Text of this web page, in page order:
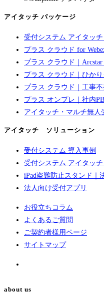
アイタッチ パッケージ
受付システム アイタッ
プラス クラウド for
プラス クラウド｜
プラス クラウド｜ひか
プラス クラウド｜工事
プラス オンプレ｜社内
アイタッチ・マルチ無人
アイタッチ ソリューション
受付システム 導入事例
受付システム アイタッ
iPad盗難防止スタンド｜
法人向け受付アプリ
お役立ちコラム
よくあるご質問
ご契約者様用ページ
サイトマップ
about us